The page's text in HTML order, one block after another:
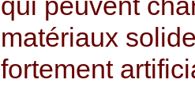
qui peuvent
matériaux
fortement